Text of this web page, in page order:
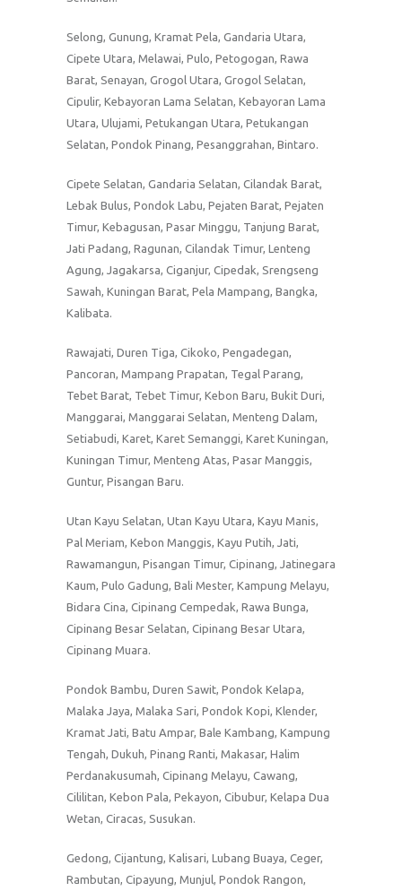
Selong, Gunung, Kramat Pela, Gandaria Utara,
Cipete Utara, Melawai, Pulo, Petogogan, Rawa
Barat, Senayan, Grogol Utara, Grogol Selatan,
Cipulir, Kebayoran Lama Selatan, Kebayoran Lama
Utara, Ulujami, Petukangan Utara, Petukangan
Selatan, Pondok Pinang, Pesanggrahan, Bintaro.
Cipete Selatan, Gandaria Selatan, Cilandak Barat,
Lebak Bulus, Pondok Labu, Pejaten Barat, Pejaten
Timur, Kebagusan, Pasar Minggu, Tanjung Barat,
Jati Padang, Ragunan, Cilandak Timur, Lenteng
Agung, Jagakarsa, Ciganjur, Cipedak, Srengseng
Sawah, Kuningan Barat, Pela Mampang, Bangka,
Kalibata.
Rawajati, Duren Tiga, Cikoko, Pengadegan,
Pancoran, Mampang Prapatan, Tegal Parang,
Tebet Barat, Tebet Timur, Kebon Baru, Bukit Duri,
Manggarai, Manggarai Selatan, Menteng Dalam,
Setiabudi, Karet, Karet Semanggi, Karet Kuningan,
Kuningan Timur, Menteng Atas, Pasar Manggis,
Guntur, Pisangan Baru.
Utan Kayu Selatan, Utan Kayu Utara, Kayu Manis,
Pal Meriam, Kebon Manggis, Kayu Putih, Jati,
Rawamangun, Pisangan Timur, Cipinang, Jatinegara
Kaum, Pulo Gadung, Bali Mester, Kampung Melayu,
Bidara Cina, Cipinang Cempedak, Rawa Bunga,
Cipinang Besar Selatan, Cipinang Besar Utara,
Cipinang Muara.
Pondok Bambu, Duren Sawit, Pondok Kelapa,
Malaka Jaya, Malaka Sari, Pondok Kopi, Klender,
Kramat Jati, Batu Ampar, Bale Kambang, Kampung
Tengah, Dukuh, Pinang Ranti, Makasar, Halim
Perdanakusumah, Cipinang Melayu, Cawang,
Cililitan, Kebon Pala, Pekayon, Cibubur, Kelapa Dua
Wetan, Ciracas, Susukan.
Gedong, Cijantung, Kalisari, Lubang Buaya, Ceger,
Rambutan, Cipayung, Munjul, Pondok Rangon,